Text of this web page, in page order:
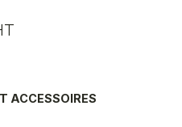
ACCESSOIRES